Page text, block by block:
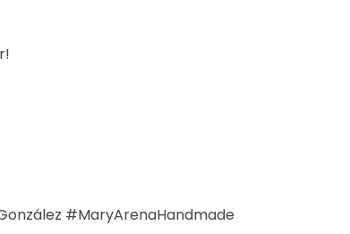
#MaryArenaHandmade